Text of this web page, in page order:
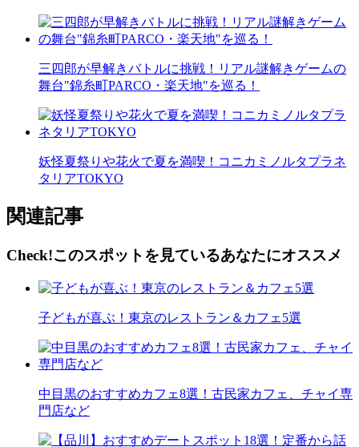
三四郎が早解きバトルに挑戦！リアル謎解きゲームの
舞台"錦糸町PARCO・楽天地"を巡る！
妖怪夏祭りや花火で夏を満喫！コニカミノルタプラネ
タリアTOKYO
関連記事
Check!このスポットを見ているあなたにオススメ
子どもが喜ぶ！東京のレストラン＆カフェ5選
中目黒のおすすめカフェ8選！古民家カフェ、チャイ専
門店など